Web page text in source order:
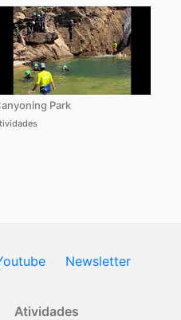
Park
Newsletter
Atividades